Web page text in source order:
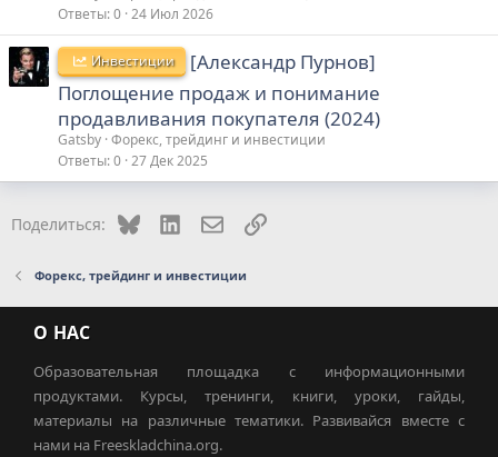
Ответы 0 24 Июл 2026
Инвестиции
[Александр Пурнов]
Поглощение продаж и понимание
продавливания покупателя (2024)
Gatsby Форекс, трейдинг и инвестиции
Ответы 0 27 Дек 2025
Поделиться: Bluesky LinkedInЭлектронная почта
Ссылка
Форекс, трейдинг и инвестиции
О НАС
Образовательная площадка с информационными
продуктами. Курсы, тренинги, книги, уроки, гайды,
материалы на различные тематики. Развивайся вместе с
нами на Freeskladchina.org.